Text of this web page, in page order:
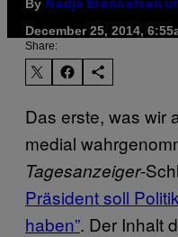
By Nadja Brenneisen
December 25, 2014,
Share:
Das erste, was wir
medial
Tagesanzeiger-
Präsident soll
haben”. Der Inhalt